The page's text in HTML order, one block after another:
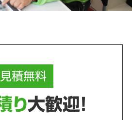
見積無料
り大歓迎！